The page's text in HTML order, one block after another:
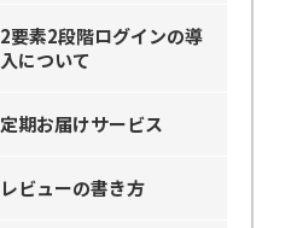
2要素2段階ログインの導
入について
定期お届けサービス
レビューの書き方